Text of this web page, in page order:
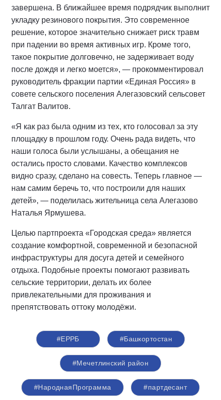
завершена. В ближайшее время подрядчик выполнит
укладку резинового покрытия. Это современное
решение, которое значительно снижает риск травм
при падении во время активных игр. Кроме того,
такое покрытие долговечно, не задерживает воду
после дождя и легко моется», — прокомментировал
руководитель фракции партии «Единая Россия» в
совете сельского поселения Алегазовский сельсовет
Талгат Валитов.
«Я как раз была одним из тех, кто голосовал за эту
площадку в прошлом году. Очень рада видеть, что
наши голоса были услышаны, а обещания не
остались просто словами. Качество комплексов
видно сразу, сделано на совесть. Теперь главное —
нам самим беречь то, что построили для наших
детей», — поделилась жительница села Алегазово
Наталья Ярмушева.
Целью партпроекта «Городская среда» является
создание комфортной, современной и безопасной
инфраструктуры для досуга детей и семейного
отдыха. Подобные проекты помогают развивать
сельские территории, делать их более
привлекательными для проживания и
препятствовать оттоку молодёжи.
#ЕРРБ #Башкортостан
#Мечетлинский район
#НароднаяПрограмма #партдесант